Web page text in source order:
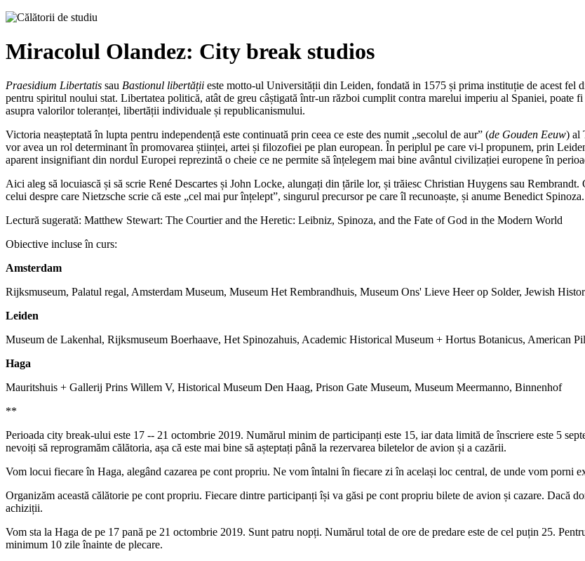
Miracolul Olandez: City break studios
Praesidium Libertatis sau Bastionul libertății este motto-ul Universității din Leiden, fondată in 1575 și prima instituție de acest fel
pentru spiritul noului stat. Libertatea politică, atât de greu câștigată într-un război cumplit contra marelui imperiu al Spaniei, poate
asupra valorilor toleranței, libertății individuale și republicanismului.
Victoria neașteptată în lupta pentru independență este continuată prin ceea ce este des numit „secolul de aur” (de Gouden Eeuw) al
vor avea un rol determinant în promovarea științei, artei și filozofiei pe plan european. În periplul pe care vi-l propunem, prin
aparent insignifiant din nordul Europei reprezintă o cheie ce ne permite să înțelegem mai bine avântul civilizației europene în
Aici aleg să locuiască și să scrie René Descartes și John Locke, alungați din țările lor, și trăiesc Christian Huygens sau
celui despre care Nietzsche scrie că este „cel mai pur înțelept”, singurul precursor pe care îl recunoaște, și anume Benedict Spinoza.
Lectură sugerată: Matthew Stewart: The Courtier and the Heretic: Leibniz, Spinoza, and the Fate of God in the Modern World
Obiective incluse în curs:
Amsterdam
Rijksmuseum, Palatul regal, Amsterdam Museum, Museum Het Rembrandhuis, Museum Ons' Lieve Heer op Solder, Jewish
Leiden
Museum de Lakenhal, Rijksmuseum Boerhaave, Het Spinozahuis, Academic Historical Museum + Hortus Botanicus, American
Haga
Mauritshuis + Gallerij Prins Willem V, Historical Museum Den Haag, Prison Gate Museum, Museum Meermanno, Binnenhof
**
Perioada city break-ului este 17 -- 21 octombrie 2019. Numărul minim de participanți este 15, iar data limită de înscriere este 5
nevoiți să reprogramăm călătoria, așa că este mai bine să așteptați până la rezervarea biletelor de avion și a cazării.
Vom locui fiecare în Haga, alegând cazarea pe cont propriu. Ne vom întalni în fiecare zi în același loc central, de unde vom porni
Organizăm această călătorie pe cont propriu. Fiecare dintre participanți își va găsi pe cont propriu bilete de avion și cazare. Dacă
achiziții.
Vom sta la Haga de pe 17 pană pe 21 octombrie 2019. Sunt patru nopți. Numărul total de ore de predare este de cel puțin 25.
minimum 10 zile înainte de plecare.